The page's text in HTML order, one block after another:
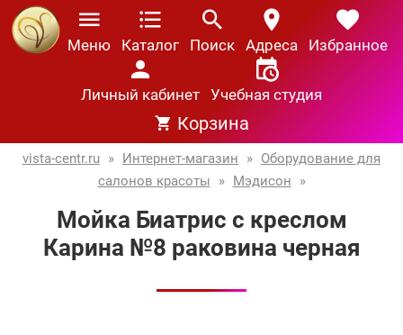
Меню Каталог Поиск Адреса Избранное
Личный кабинет Учебная студия
Корзина
vista-centr.ru » Интернет-магазин » Оборудование для
салонов красоты
» Мэдисон »
Мойка Биатрис с креслом
Карина №8 раковина черная